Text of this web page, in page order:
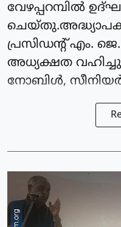
വേഴപ്പറമ്പിൽ
പ്രസിഡന്റ്‌ എം.
അധ്യക്ഷത വഹിച്ചു.
നോബിൾ,